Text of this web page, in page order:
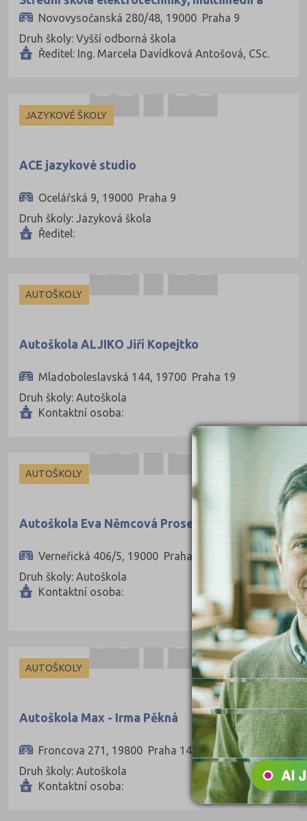
Chomutov (65)
Chrudim (88)
Jičín (75)
Jindřichův Hradec (76)
Karviná (145)
Kladno (129)
Kroměříž (96)
Liberec (138)
Litoměřice (104)
Louny (72)
Mělník (80)
Most (73)
Olomouc (205)
Opava (135)
Písek (57)
Plzeň-město (141)
Plzeň-sever (51)
Praha hlavní město (1004)
Praha-východ (108)
informatiky
Novovysočanská 280/48, 19000 Praha 9
Druh školy: Vyšší odborná škola
Ředitel: Ing. Marcela Davídková Antošová, CSc.
JAZYKOVÉ ŠKOLY
ACE jazykové studio
Ocelářská 9, 19000 Praha 9
Druh školy: Jazyková škola
Ředitel:
AUTOŠKOLY
Autoškola ALJIKO Jiří Kopejtko
Mladoboleslavská 144, 19700 Praha 19
Druh školy: Autoškola
Kontaktní osoba:
AUTOŠKOLY
Autoškola Eva Němcová Prosek
Verneřická 406/5, 19000 Praha 9
Druh školy: Autoškola
Kontaktní osoba:
AUTOŠKOLY
Autoškola Max - Irma Pěkná
Froncova 271, 19800 Praha 14
Druh školy: Autoškola
Kontaktní osoba: